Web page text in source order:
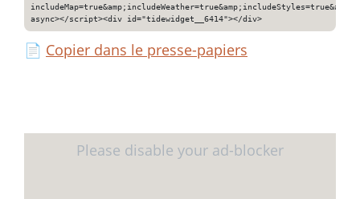
async></script><div id="tidewidget__6414"></div>
📄 Copier dans le presse-papiers